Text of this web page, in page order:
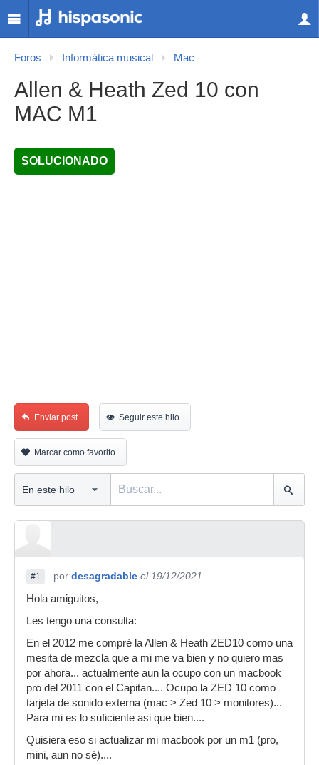
Foros Informática musical Mac
Allen & Heath Zed 10 con
MAC M1
SOLUCIONADO
Enviar post Seguir este hilo
Marcar como favorito
#1 por desagradable el 19/12/2021
Hola amiguitos,
Les tengo una consulta:
En el 2012 me compré la Allen & Heath ZED10 como una
mesita de mezcla que a mi me va bien y no quiero mas
por ahora... actualmente aun la ocupo con un macbook
pro del 2011 con el Capitan.... Ocupo la ZED 10 como
tarjeta de sonido externa (mac > Zed 10 > monitores)...
Para mi es lo suficiente asi que bien....
Quisiera eso si actualizar mi macbook por un m1 (pro,
mini, aun no sé)....